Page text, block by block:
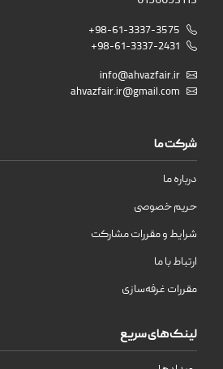
+98-61-3337-3575
+98-61-3337-2431
info@ahvazfair.ir
ahvazfair.ir@gmail.com
شرکت ما
درباره ما
حریم خصوصی
شرایط و مقررات مشارکت
ارتباط با ما
مقررات غرفه‌سازی
لینک‌های سریع